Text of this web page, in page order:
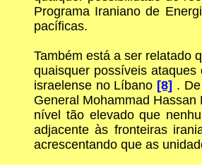
Programa Iraniano de
pacíficas.
Também está a ser relatado
quaisquer possíveis
israelense no Líbano [8] .
General Mohammad
nível tão elevado que
adjacente às fronteiras
acrescentando que as